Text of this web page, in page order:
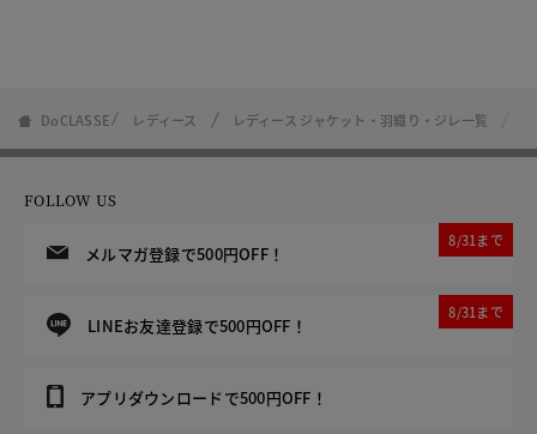
DoCLASSE レディース レディース ジャケット・羽織り・ジレ一覧
FOLLOW US
メルマガ登録で500円OFF！
8/31まで
LINEお友達登録で500円OFF！
8/31まで
アプリダウンロードで500円OFF！